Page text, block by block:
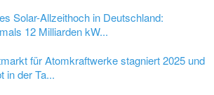
Solar-Allzeithoch in Deutschland:
12 Milliarden kW...
für Atomkraftwerke stagniert 2025 und
in der Ta...